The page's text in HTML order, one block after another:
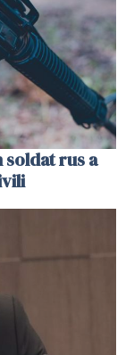
soldat rus a